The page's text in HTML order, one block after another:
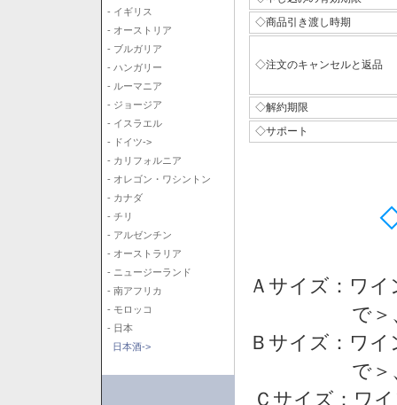
- イギリス
- オーストリア
- ブルガリア
- ハンガリー
- ルーマニア
- ジョージア
- イスラエル
- ドイツ->
- カリフォルニア
- オレゴン・ワシントン
- カナダ
- チリ
- アルゼンチン
- オーストラリア
- ニュージーランド
- 南アフリカ
- モロッコ
- 日本
日本酒->
◇商品引き渡し時期
◇注文のキャンセルと返品
◇解約期限
◇サポート
Ａサイズ：ワ
で
Ｂサイズ：ワ
で
Ｃサイズ：ワ